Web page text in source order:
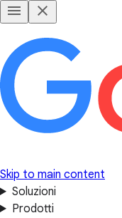
Skip to main content
Soluzioni
Prodotti